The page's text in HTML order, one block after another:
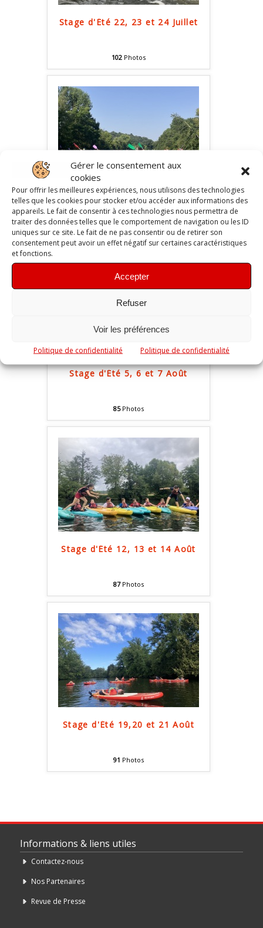
Gérer le consentement aux
cookies
Pour offrir les meilleures expériences, nous utilisons des technologies
telles que les cookies pour stocker et/ou accéder aux informations des
appareils. Le fait de consentir à ces technologies nous permettra de
traiter des données telles que le comportement de navigation ou les ID
uniques sur ce site. Le fait de ne pas consentir ou de retirer son
consentement peut avoir un effet négatif sur certaines caractéristiques
et fonctions.
Accepter
Refuser
Voir les préférences
Politique de confidentialité Politique de confidentialité
Stage d'Été 22, 23 et 24 Juillet
102 Photos
Stage d'Été 29, 30 et 31 Juillet
94Photos
Stage d'Été 5, 6 et 7 Août
85Photos
Stage d'Été 12, 13 et 14 Août
87Photos
Stage d'Été 19,20 et 21 Août
91 Photos
Informations & liens utiles
Contactez-nous
Nos Partenaires
Revue de Presse